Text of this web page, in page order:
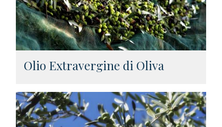
Olio Extravergine di Oliva